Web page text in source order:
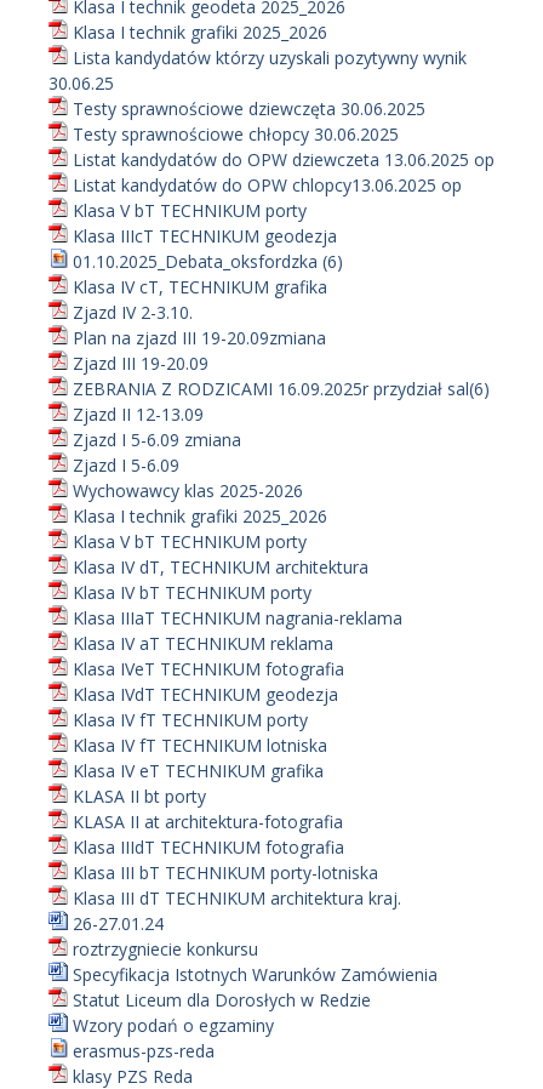
Klasa I technik geodeta 2025_2026
Klasa I technik grafiki 2025_2026
Lista kandydatów którzy uzyskali pozytywny wynik
30.06.25
Testy sprawnościowe dziewczęta 30.06.2025
Testy sprawnościowe chłopcy 30.06.2025
Listat kandydatów do OPW dziewczeta 13.06.2025 op
Listat kandydatów do OPW chlopcy13.06.2025 op
Klasa V bT TECHNIKUM porty
Klasa IIIcT TECHNIKUM geodezja
01.10.2025_Debata_oksfordzka (6)
Klasa IV cT, TECHNIKUM grafika
Zjazd IV 2-3.10.
Plan na zjazd III 19-20.09zmiana
Zjazd III 19-20.09
ZEBRANIA Z RODZICAMI 16.09.2025r przydział sal(6)
Zjazd II 12-13.09
Zjazd I 5-6.09 zmiana
Zjazd I 5-6.09
Wychowawcy klas 2025-2026
Klasa I technik grafiki 2025_2026
Klasa V bT TECHNIKUM porty
Klasa IV dT, TECHNIKUM architektura
Klasa IV bT TECHNIKUM porty
Klasa IIIaT TECHNIKUM nagrania-reklama
Klasa IV aT TECHNIKUM reklama
Klasa IVeT TECHNIKUM fotografia
Klasa IVdT TECHNIKUM geodezja
Klasa IV fT TECHNIKUM porty
Klasa IV fT TECHNIKUM lotniska
Klasa IV eT TECHNIKUM grafika
KLASA II bt porty
KLASA II at architektura-fotografia
Klasa IIIdT TECHNIKUM fotografia
Klasa III bT TECHNIKUM porty-lotniska
Klasa III dT TECHNIKUM architektura kraj.
26-27.01.24
roztrzygniecie konkursu
Specyfikacja Istotnych Warunków Zamówienia
Statut Liceum dla Dorosłych w Redzie
Wzory podań o egzaminy
erasmus-pzs-reda
klasy PZS Reda